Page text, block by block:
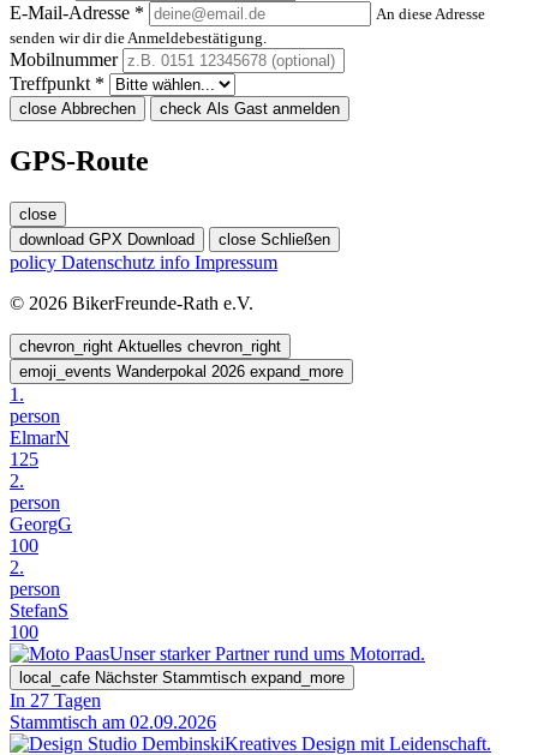
E-Mail-Adresse *
An diese Adresse
senden wir dir die Anmeldebestätigung.
Mobilnummer
Treffpunkt *
close Abbrechen check Als Gast anmelden
GPS-Route
close
download GPX Download close Schließen
policy Datenschutz info Impressum
© 2026 BikerFreunde-Rath e.V.
chevron_right Aktuelles chevron_right
emoji_events Wanderpokal 2026 expand_more
1.
person
ElmarN
125
2.
person
GeorgG
100
2.
person
StefanS
100
Unser starker Partner rund ums Motorrad.
local_cafe Nächster Stammtisch expand_more
In 27 Tagen
Stammtisch am 02.09.2026
Kreatives Design mit Leidenschaft.